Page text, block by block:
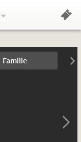
Familie